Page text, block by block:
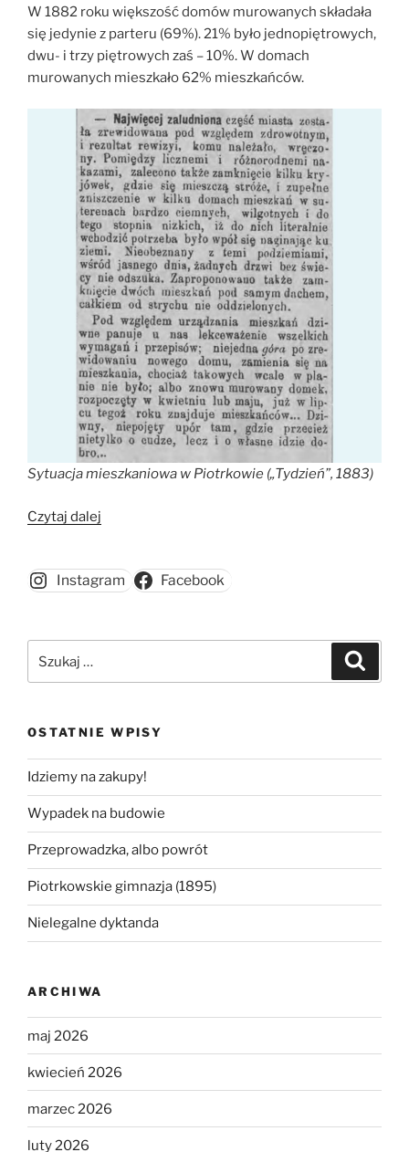
W 1882 roku większość domów murowanych składała
się jedynie z parteru (69%). 21% było jednopiętrowych,
dwu- i trzy piętrowych zaś – 10%. W domach
murowanych mieszkało 62% mieszkańców.
Sytuacja mieszkaniowa w Piotrkowie („Tydzień”, 1883)
Czytaj dalej
Piotrkowie”
Instagram Facebook
OSTATNIE WPISY
Idziemy na zakupy!
Wypadek na budowie
Przeprowadzka, albo powrót
Piotrkowskie gimnazja (1895)
Nielegalne dyktanda
ARCHIWA
maj 2026
kwiecień 2026
marzec 2026
luty 2026